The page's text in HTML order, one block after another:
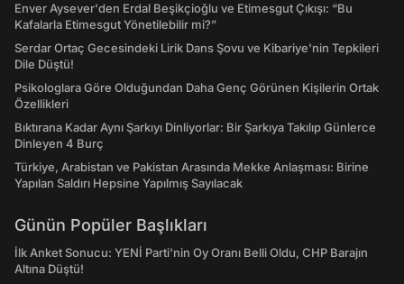
Enver Aysever'den Erdal Beşikçioğlu ve Etimesgut Çıkışı: “Bu
Kafalarla Etimesgut Yönetilebilir mi?”
Serdar Ortaç Gecesindeki Lirik Dans Şovu ve Kibariye'nin Tepkileri
Dile Düştü!
Psikologlara Göre Olduğundan Daha Genç Görünen Kişilerin Ortak
Özellikleri
Bıktırana Kadar Aynı Şarkıyı Dinliyorlar: Bir Şarkıya Takılıp Günlerce
Dinleyen 4 Burç
Türkiye, Arabistan ve Pakistan Arasında Mekke Anlaşması: Birine
Yapılan Saldırı Hepsine Yapılmış Sayılacak
Günün Popüler Başlıkları
İlk Anket Sonucu: YENİ Parti'nin Oy Oranı Belli Oldu, CHP Barajın
Altına Düştü!